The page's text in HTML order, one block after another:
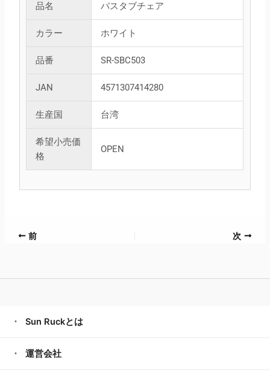
品名 バスタブチェア
カラー ホワイト
品番 SR-SBC503
JAN 4571307414280
生産国 台湾
希望小売価
格
OPEN
前 次
Sun Ruckとは
運営会社